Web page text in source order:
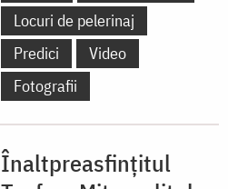
Locuri de pelerinaj
Predici
Video
Fotografii
Înaltpreasfințitul